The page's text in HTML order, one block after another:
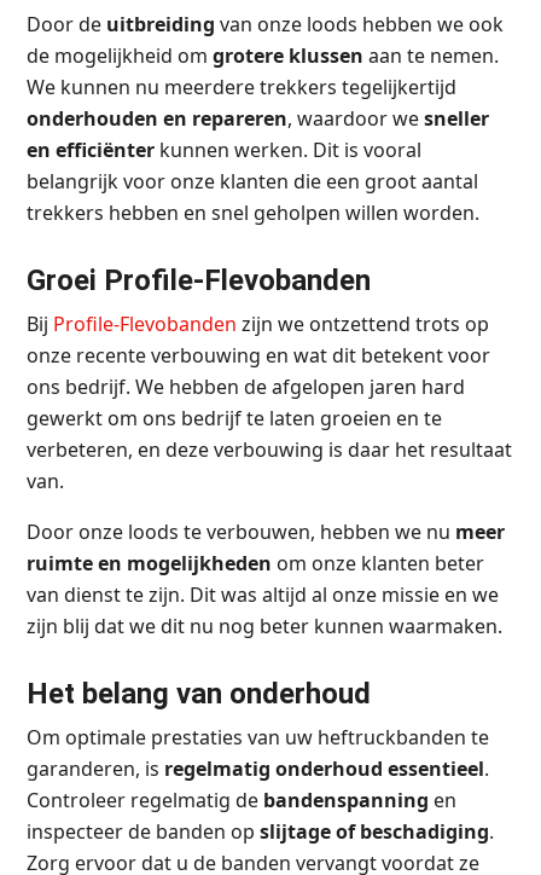
Door de uitbreiding van onze loods hebben we ook
de mogelijkheid omgrotere klussen aan te nemen.
We kunnen nu meerdere trekkers tegelijkertijd
onderhouden en repareren, waardoor wesneller
en efficiënter kunnen werken. Dit is vooral
belangrijk voor onze klanten die een groot aantal
trekkers hebben en snel geholpen willen worden.
Groei Profile-Flevobanden
Bij Profile-Flevobanden zijn we ontzettend trots op
onze recente verbouwing en wat dit betekent voor
ons bedrijf. We hebben de afgelopen jaren hard
gewerkt om ons bedrijf te laten groeien en te
verbeteren, en deze verbouwing is daar het resultaat
van.
Door onze loods te verbouwen, hebben we nu meer
ruimte en mogelijkheden om onze klanten beter
van dienst te zijn. Dit was altijd al onze missie en we
zijn blij dat we dit nu nog beter kunnen waarmaken.
Het belang van onderhoud
Om optimale prestaties van uw heftruckbanden te
garanderen, is regelmatig onderhoud essentieel.
Controleer regelmatig de bandenspanning en
inspecteer de banden opslijtage of beschadiging.
Zorg ervoor dat u de banden vervangt voordat ze